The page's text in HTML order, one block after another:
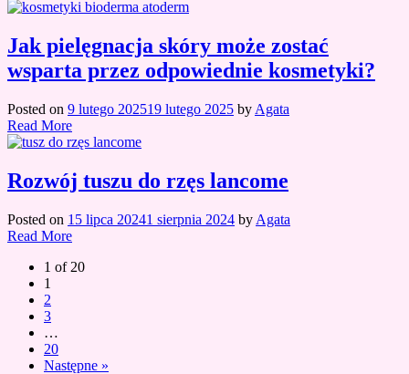
Jak pielęgnacja skóry może zostać
wsparta przez odpowiednie kosmetyki?
Posted on 9 lutego 202519 lutego 2025 by Agata
Read More
Rozwój tuszu do rzęs lancome
Posted on 15 lipca 20241 sierpnia 2024 by Agata
Read More
1 of 20
1
2
3
…
20
Następne »